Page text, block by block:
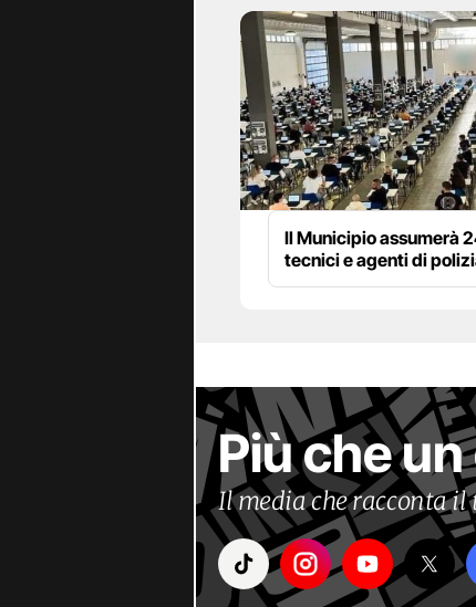
Il Municipio assumerà
tecnici e agenti di
Più che
Il media che racconta